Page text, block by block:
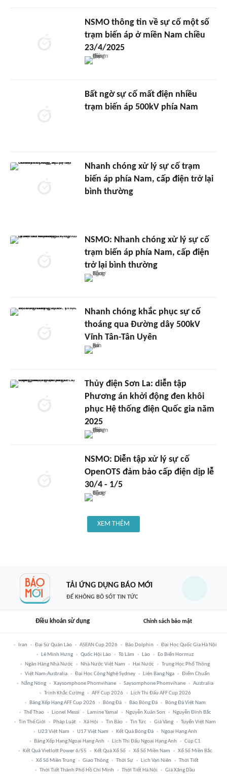
NSMO thông tin về sự cố một số
trạm biến áp ở miền Nam chiều
23/4/2025
Bất ngờ sự cố mất điện nhiều
trạm biến áp 500kV phía Nam
Nhanh chóng xử lý sự cố trạm
biến áp phía Nam, cấp điện trở lại
bình thường
NSMO: Nhanh chóng xử lý sự cố
trạm biến áp phía Nam, cấp điện
trở lại bình thường
Nhanh chóng khắc phục sự cố
thoáng qua Đường dây 500kV
Vĩnh Tân-Tân Uyên
Thủy điện Sơn La: diễn tập
Phương án khởi động đen khôi
phục Hệ thống điện Quốc gia năm
2025
NSMO: Diễn tập xử lý sự cố
OpenOTS đảm bảo cấp điện dịp lễ
30/4 - 1/5
XEM THÊM
TẢI ỨNG DỤNG BÁO MỚI
ĐỂ KHÔNG BỎ SÓT TIN TỨC
Điều khoản sử dụng Chính sách bảo mật
Iran Đại Sứ Quán Lào ASEAN Cup 2026 Bão Dolphin
Đại Học Quốc Gia Hà Nội
Lê Minh Hưng
Quốc Hội Lào Tô Lâm Lào
Eo Biển Hormuz
Ngân Hàng Nhà Nước
Nhà Nước Việt Nam Hai Nước
Trung Học Phổ Thông
Việt Nam-Australia
Đại Học Công Nghệ Sydney Liên Bang Nga
Điểm Chuẩn
Nắng Nóng
Xaysomphone Phomvihane Saysomphone Phomvihane
Australia
Trịnh Khắc Cường
AFF Cup 2026
Lịch Thi Đấu AFF Cup 2026
Bảng Xếp Hạng AFF Cup 2026
Bóng Đá Báo Bóng Đá
Bóng Đá Việt Nam
Thể Thao
Lionel Messi Lamine Yamal Nguyễn Xuân Son
Nguyễn Đình Bắc
Tin Thế Giới
Pháp Luật Xã Hội Tin Bão Tin Tức Giá Vàng
Tuyển Việt Nam
U23 Việt Nam
U17 Việt Nam Kết Quả Bóng Đá
Ngoại Hạng Anh
Bảng Xếp Hạng Ngoại Hạng Anh
Lịch Thi Đấu Ngoại Hạng Anh
Cúp C1
Kết Quả Vietlott Power 6/55
Kết Quả Xổ Số Xổ Số Miền Nam
Xổ Số Miền Bắc
Xổ Số Miền Trung
Giao Thông Thời Sự Lịch Vạn Niên
Thời Tiết
Thời Tiết Thành Phố Hồ Chí Minh
Thời Tiết Hà Nội Giá Xăng Dầu